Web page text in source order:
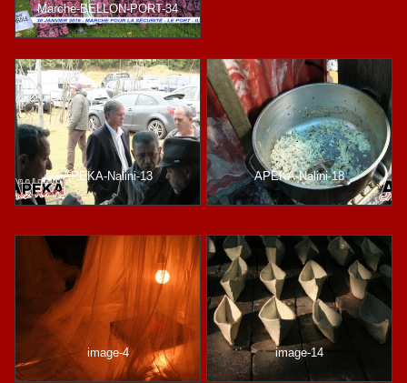
Marche-BELLON-PORT-34
APEKA-Nalini-13 APEKA-Nalini-18
image-4 image-14